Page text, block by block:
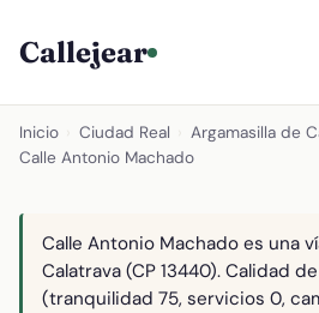
Callejear
Inicio Ciudad Real Argamasilla de
Calle Antonio Machado
Calle Antonio Machado es una
Calatrava (CP 13440). Calidad
(tranquilidad 75, servicios 0,